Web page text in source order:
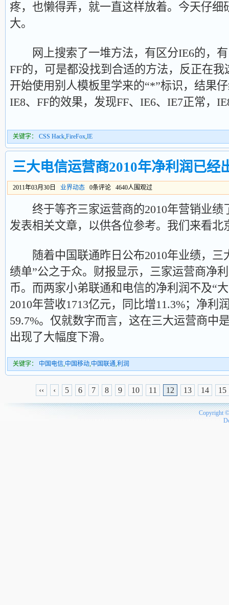
疼，也懒得弄，就一直这样放着。今天仔细
大。
网上搜索了一堆方法，有区分IE6的，有
FF的，可是都没找到合适的方法，反正在
开始使用别人模板里学来的“*”标识，结果
IE8、FF的效果，发现FF、IE6、IE7正常
关键字： CSS Hack,FireFox,IE
三大电信运营商2010年净利润已
2011年03月30日 业界动态 0条评论 4640人围观过
终于等齐三家运营商的2010年营销业绩
发表相关文章，以供各位参考。我们来看北
随着中国联通昨日公布2010年业绩，三
绩单”公之于众。财报显示，三家运营商净
币。而两家小弟联通和电信的净利润不及“
2010年营收1713亿元，同比增11.3%；净利
59.7%。仅就数字而言，这在三大运营商中
出现了大幅度下滑。
关键字： 中国电信,中国移动,中国联通,利润
‹‹ ‹ 5 6 7 8 9 10 11 12 13 14 15
Copyright